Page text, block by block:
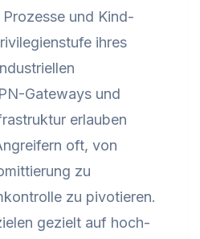
und Kind-
ihres
Gateways und
erlauben
oft, von
zu
zu pivotieren.
gezielt auf hoch-